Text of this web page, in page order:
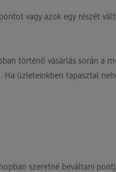
vagy azok egy részét
történő vásárlás során a
üzleteinkben tapasztal
szeretné beváltani